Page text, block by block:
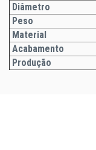
Diâmetro
Peso
Material
Acabamento
Produção